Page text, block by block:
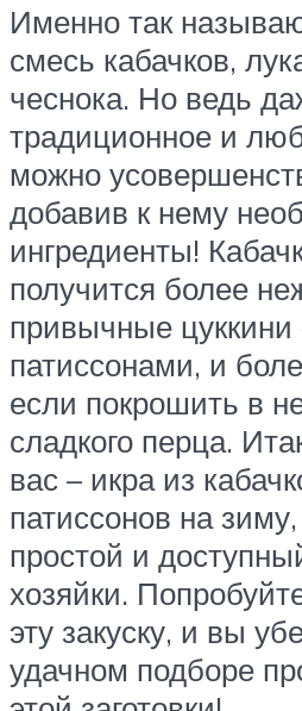
Именно так
смесь кабачков,
чеснока. Но ведь
традиционное и
можно
добавив к нему
ингредиенты!
получится более
привычные цуккини
патиссонами, и
если покрошить в
сладкого перца.
вас – икра из
патиссонов на
простой и
хозяйки.
эту закуску, и вы
удачном подборе